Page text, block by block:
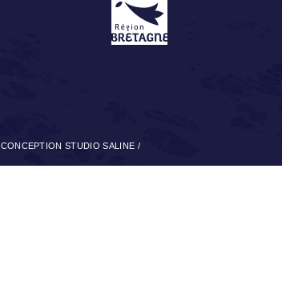
CONCEPTION STUDIO SALINE /